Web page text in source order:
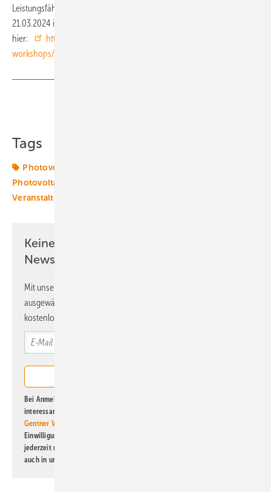
Leistungsfähige und preiswerte Solaranlagen errichten – findet am
21.03.2024 in Essen statt. Anmeldung
hier:
https://www.hdt.de/seminare-
workshops/energietechnik/regenerative-energie/
Tags
Photovoltaik
Photovoltaikmarkt
Veranstaltungen
Keine Zeit? Kein Problem mit dem ERE
Newsletter!
Mit unserem Newsletter erhalten Sie regelmäßig von uns
ausgewählte Informationen und Neuigkeiten, gebündelt und
kostenlos direkt ins Postfach.
Bei Anmeldung zu diesem Newsletter bin ich damit einverstanden, über
interessante Verlags- und Online-Angebote
Gentner Verlag GmbH & Co. KG
Einwilligung kann ich jederzeit widerrufen und eine Abmeldung ist
jederzeit möglich. Informationen zum Umgang mit Daten finden Sie
auch in unserer